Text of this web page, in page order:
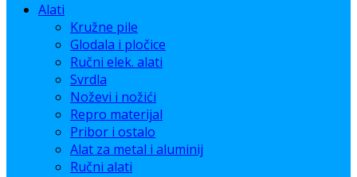
Alati
Kružne pile
Glodala i pločice
Ručni elek. alati
Svrdla
Noževi i nožići
Repro materijal
Pribor i ostalo
Alat za metal i aluminij
Ručni alati